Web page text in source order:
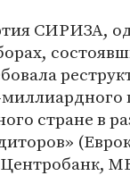
СИРИЗА,
стране в